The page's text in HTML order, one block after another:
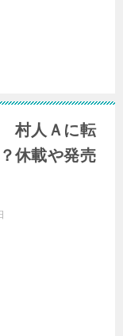
村人Ａに転
休載や発売